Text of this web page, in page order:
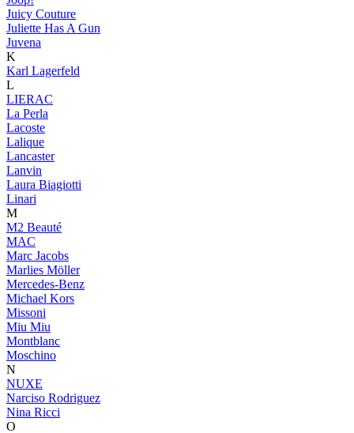
Juicy Couture
Juliette Has A Gun
Juvena
K
Karl Lagerfeld
L
LIERAC
La Perla
Lacoste
Lalique
Lancaster
Lanvin
Laura Biagiotti
Linari
M
M2 Beauté
MAC
Marc Jacobs
Marlies Möller
Mercedes-Benz
Michael Kors
Missoni
Miu Miu
Montblanc
Moschino
N
NUXE
Narciso Rodriguez
Nina Ricci
O